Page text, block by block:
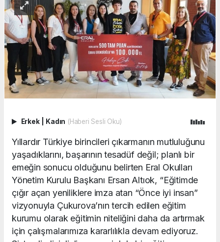
Erkek Kadın (Haberi Sesli Oku)
Yıllardır Türkiye birincileri çıkarmanın mutluluğunu
yaşadıklarını, başarının tesadüf değil; planlı bir
emeğin sonucu olduğunu belirten Eral Okulları
Yönetim Kurulu Başkanı Ersan Altıok, “Eğitimde
çığır açan yeniliklere imza atan “Önce iyi insan”
vizyonuyla Çukurova’nın tercih edilen eğitim
kurumu olarak eğitimin niteliğini daha da artırmak
için çalışmalarımıza kararlılıkla devam ediyoruz.